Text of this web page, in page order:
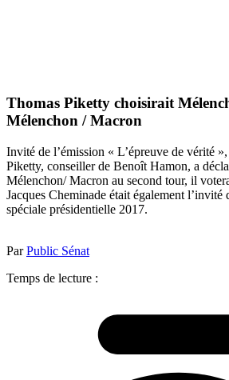
Thomas Piketty choisirait
Mélenchon / Macron
Invité de l’émission « L’épreuve de vérité
Piketty, conseiller de Benoît Hamon, a
Mélenchon/ Macron au second tour, il
Jacques Cheminade était également l’invité
spéciale présidentielle 2017.
ParPublic Sénat
Temps de lecture :